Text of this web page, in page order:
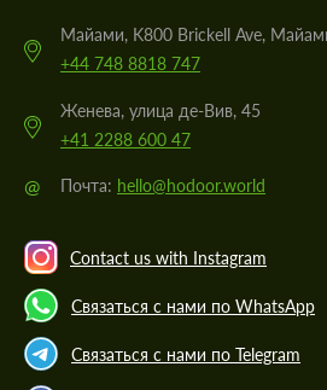
Майами, K800 Brickell Ave,
+44 748 8818 747
Женева, улица де-Вив, 45
+41 2288 600 47
@ Почта: hello@hodoor.world
Contact us with Instagram
Связаться с нами по WhatsApp
Связаться с нами по Telegram